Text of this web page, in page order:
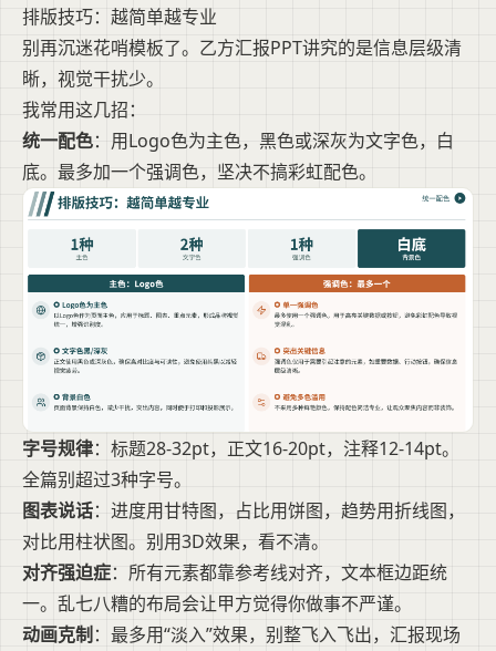
排版技巧：越简单越专业
别再沉迷花哨模板了。乙方汇报PPT讲究的是信息层级清
晰，视觉干扰少。
我常用这几招：
统一配色：用Logo色为主色，黑色或深灰为文字色，白
底。最多加一个强调色，坚决不搞彩虹配色。
字号规律：标题28-32pt，正文16-20pt，注释12-14pt。
全篇别超过3种字号。
图表说话：进度用甘特图，占比用饼图，趋势用折线图，
对比用柱状图。别用3D效果，看不清。
对齐强迫症：所有元素都靠参考线对齐，文本框边距统
一。乱七八糟的布局会让甲方觉得你做事不严谨。
动画克制 ：最多用“淡入”效果，别整飞入飞出，汇报现场